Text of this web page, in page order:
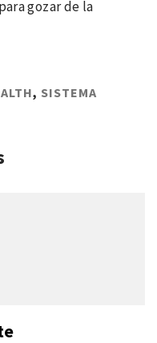
gozar de la
, SISTEMA